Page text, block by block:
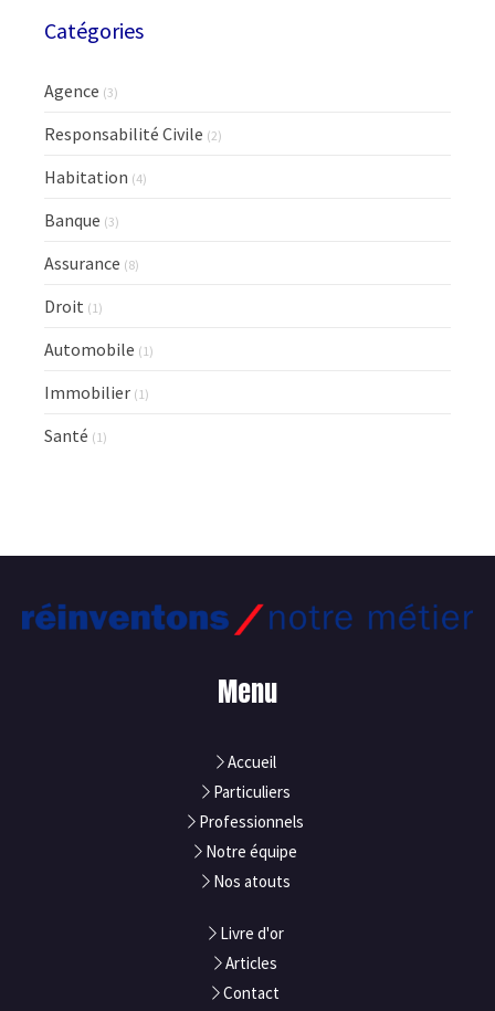
Catégories
Agence (3)
Responsabilité Civile (2)
Habitation (4)
Banque (3)
Assurance (8)
Droit (1)
Automobile (1)
Immobilier (1)
Santé (1)
Menu
Accueil
Particuliers
Professionnels
Notre équipe
Nos atouts
Livre d'or
Articles
Contact